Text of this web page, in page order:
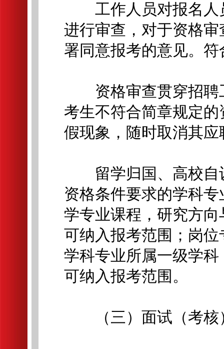
工作人员对报名人
进行审查，对于资格
署同意报考的意见。
资格审查贯穿招聘
考生不符合简章规定
假现象，随时取消其
留学归国、高校自
资格条件要求的学科
学专业课程，研究方
可纳入报考范围；岗
学科专业所属一级学
可纳入报考范围。
（三）面试（考核